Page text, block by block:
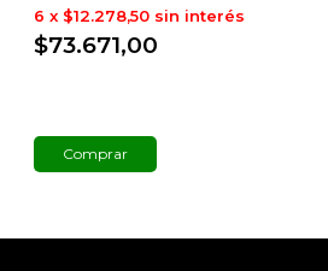
$73.671,00
6 x $12.278,50 sin interés
Comprar